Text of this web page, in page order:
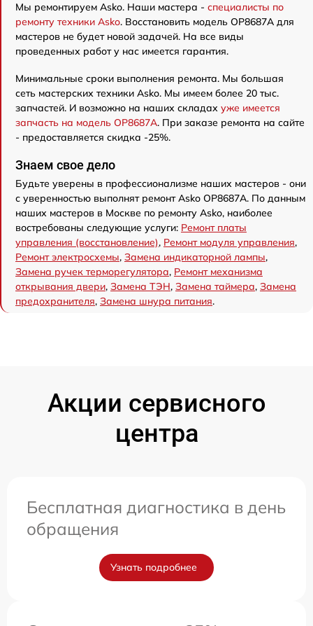
Мы ремонтируем Asko. Наши мастера - специалисты по
ремонту техники Asko. Восстановить модель OP8687A для
мастеров не будет новой задачей. На все виды
проведенных работ у нас имеется гарантия.
Минимальные сроки выполнения ремонта. Мы большая
сеть мастерских техники Asko. Мы имеем более 20 тыс.
запчастей. И возможно на наших складах уже имеется
запчасть на модель OP8687A. При заказе ремонта на сайте
- предоставляется скидка -25%.
Знаем свое дело
Будьте уверены в профессионализме наших мастеров - они
с уверенностью выполнят ремонт Asko OP8687A. По данным
наших мастеров в Москве по ремонту Asko, наиболее
востребованы следующие услуги: Ремонт платы
управления (восстановление), Ремонт модуля управления,
Ремонт электросхемы, Замена индикаторной лампы,
Замена ручек терморегулятора, Ремонт механизма
открывания двери, Замена ТЭН, Замена таймера, Замена
предохранителя, Замена шнура питания.
Акции сервисного
центра
Бесплатная диагностика в день
обращения
Узнать подробнее